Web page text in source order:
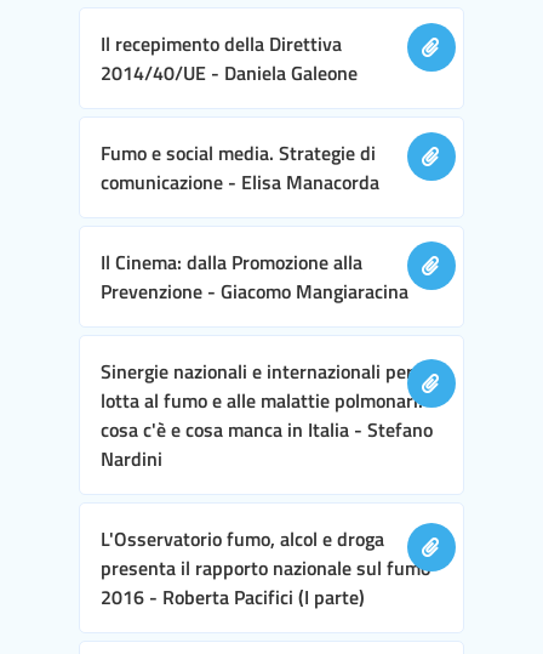
Il recepimento della Direttiva
2014/40/UE - Daniela Galeone
Fumo e social media. Strategie di
comunicazione - Elisa Manacorda
Il Cinema: dalla Promozione alla
Prevenzione - Giacomo Mangiaracina
Sinergie nazionali e internazionali per la
lotta al fumo e alle malattie polmonari:
cosa c'è e cosa manca in Italia - Stefano
Nardini
L'Osservatorio fumo, alcol e droga
presenta il rapporto nazionale sul fumo
2016 - Roberta Pacifici (I parte)